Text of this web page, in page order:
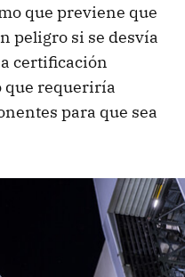
que previene que
peligro si se desvía
certificación
que requeriría
para que sea